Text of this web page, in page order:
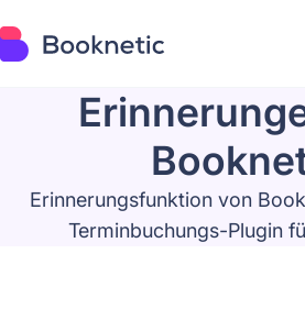
Erinnerungsfunktion von
Terminbuchungs-Plugin